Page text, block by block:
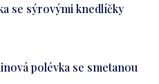
se sýrovými knedlíčky
polévka se smetanou